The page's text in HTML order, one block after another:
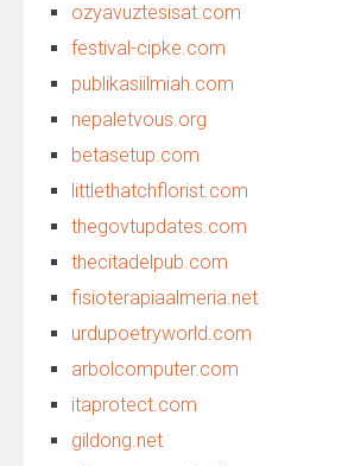
ozyavuztesisat.com
festival-cipke.com
publikasiilmiah.com
nepaletvous.org
betasetup.com
littlethatchflorist.com
thegovtupdates.com
thecitadelpub.com
fisioterapiaalmeria.net
urdupoetryworld.com
arbolcomputer.com
itaprotect.com
gildong.net